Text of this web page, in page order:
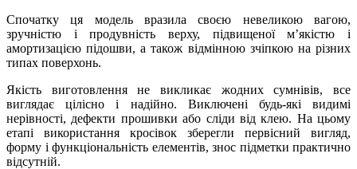
Спочатку ця модель вразила своєю невеликою вагою,
зручністю і продувність верху, підвищеної м’якістю і
амортизацією підошви, а також відмінною зчіпкою на різних
типах поверхонь.
Якість виготовлення не викликає жодних сумнівів, все
виглядає цілісно і надійно. Виключені будь-які видимі
нерівності, дефекти прошивки або сліди від клею. На цьому
етапі використання кросівок зберегли первісний вигляд,
форму і функціональність елементів, знос підметки практично
відсутній.